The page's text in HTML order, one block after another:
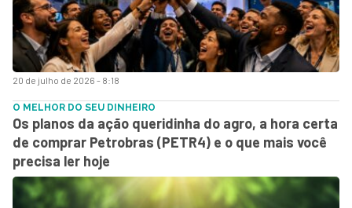
20 de julho de 2026 - 8:18
O MELHOR DO SEU DINHEIRO
Os planos da ação queridinha do agro, a hora certa
de comprar Petrobras (PETR4) e o que mais você
precisa ler hoje